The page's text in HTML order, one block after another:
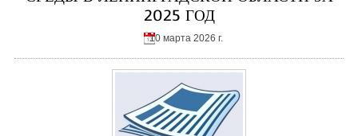
2025 ГОД
10 марта 2026 г.